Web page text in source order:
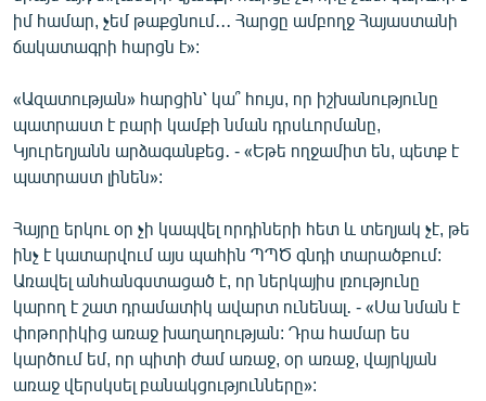
իմ համար, չեմ թաքցնում․․․ Հարցը ամբողջ Հայաստանի
ճակատագրի հարցն է»:
«Ազատության» հարցին՝ կա՞ հույս, որ իշխանությունը
պատրաստ է բարի կամքի նման դրսևորմանը,
Կյուրեղյանն արձագանքեց․ - «Եթե ողջամիտ են, պետք է
պատրաստ լինեն»:
Հայրը երկու օր չի կապվել որդիների հետ և տեղյակ չէ, թե
ինչ է կատարվում այս պահին ՊՊԾ գնդի տարածքում:
Առավել անհանգստացած է, որ ներկայիս լռությունը
կարող է շատ դրամատիկ ավարտ ունենալ․ - «Սա նման է
փոթորիկից առաջ խաղաղության: Դրա համար ես
կարծում եմ, որ պիտի ժամ առաջ, օր առաջ, վայրկյան
առաջ վերսկսել բանակցությունները»: